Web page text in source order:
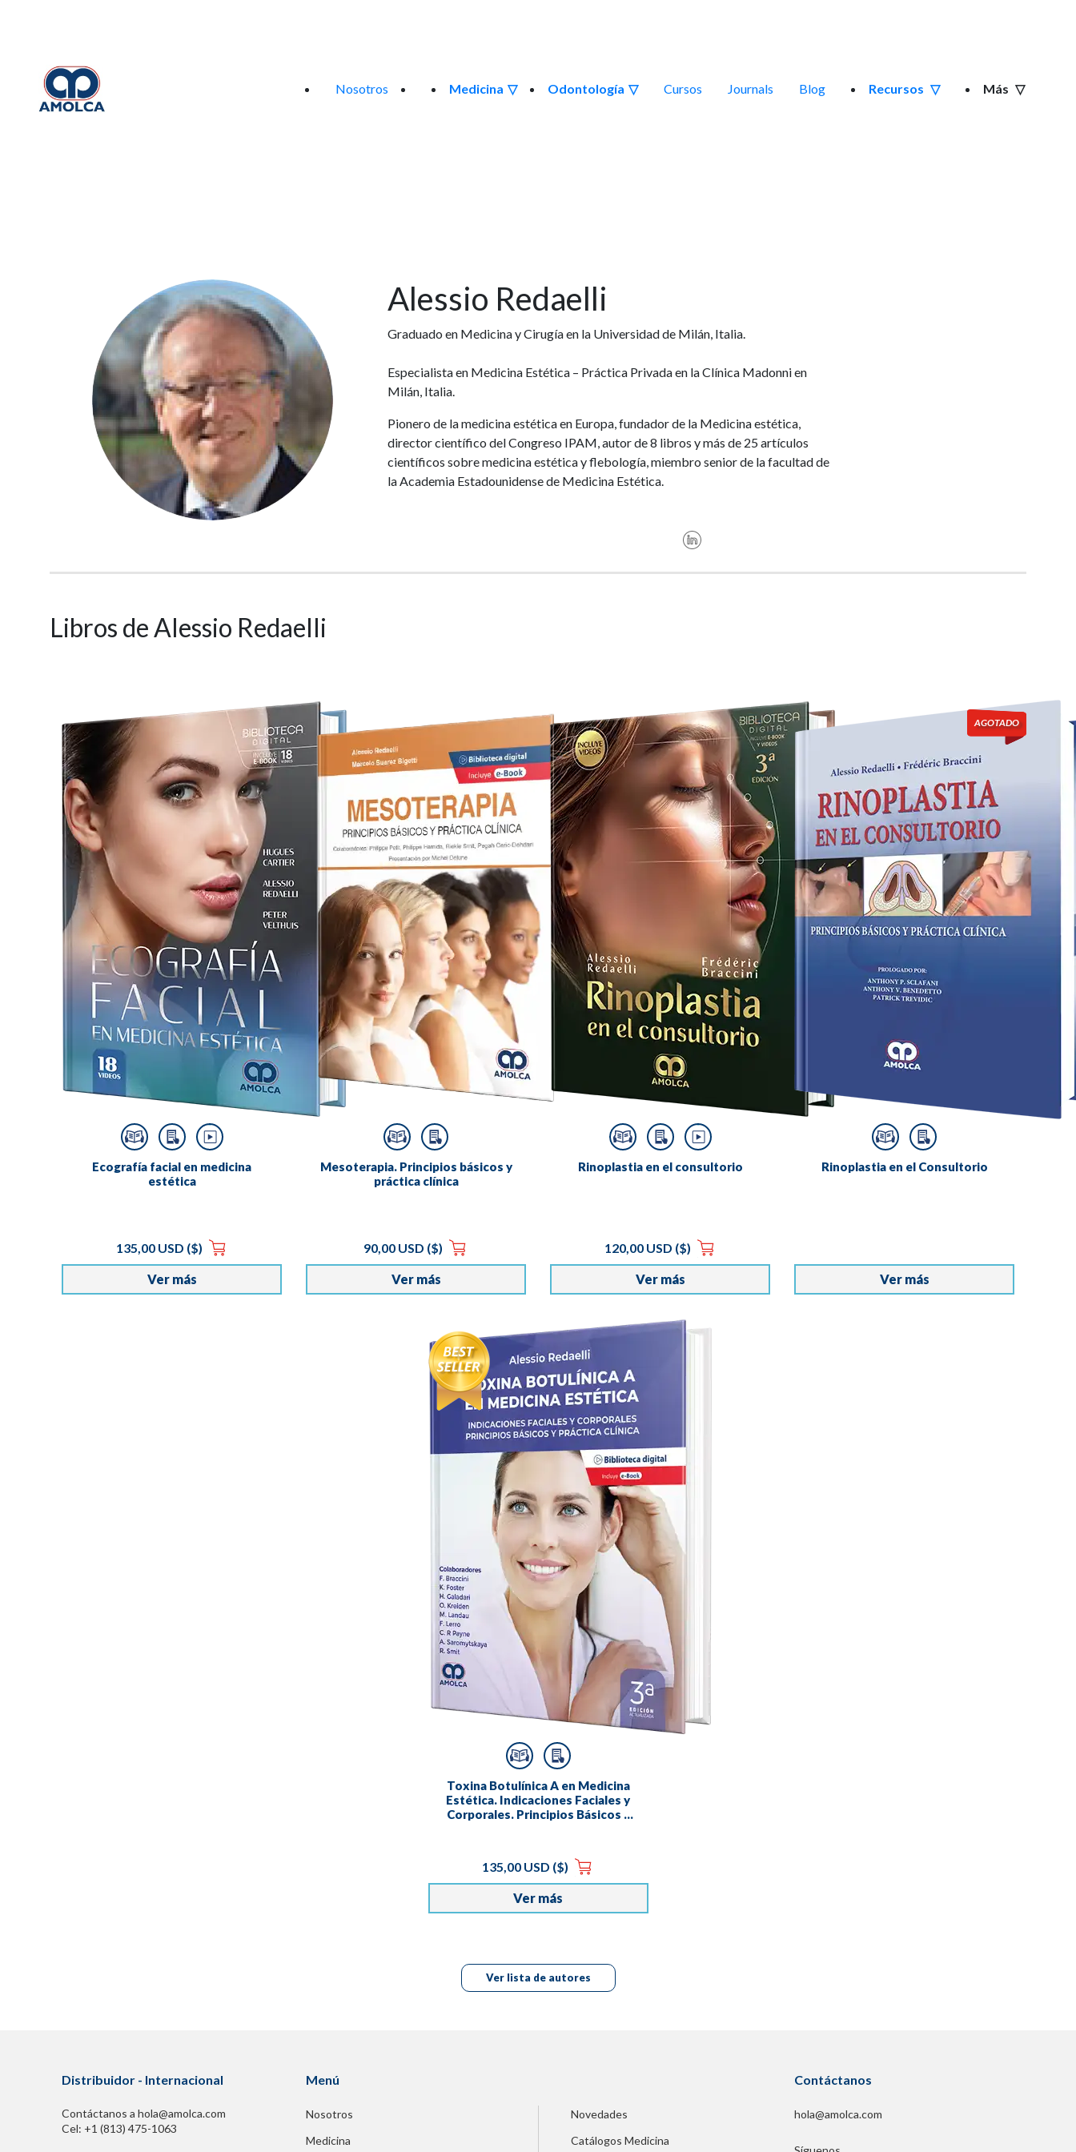
Nosotros Medicina Odontología Cursos Journals Blog Recursos Más
Alessio Redaelli
Graduado en Medicina y Cirugía en la Universidad de Milán, Italia.
Especialista en Medicina Estética – Práctica Privada en la Clínica Madonni en
Milán, Italia.
Pionero de la medicina estética en Europa, fundador de la Medicina estética,
director científico del Congreso IPAM, autor de 8 libros y más de 25 artículos
científicos sobre medicina estética y flebología, miembro senior de la facultad de
la Academia Estadounidense de Medicina Estética.
Libros de Alessio Redaelli
Ecografía facial en medicina
estética
135,00 USD ($)
Ver más
Mesoterapia. Principios básicos y
práctica clínica
90,00 USD ($)
Ver más
Rinoplastia en el consultorio
120,00 USD ($)
Ver más
Rinoplastia en el Consultorio
Ver más
Toxina Botulínica A en Medicina
Estética. Indicaciones Faciales y
Corporales. Principios Básicos y
135,00 USD ($)
Ver más
Ver lista de autores
Distribuidor - Internacional
Contáctanos a hola@amolca.com
Cel: +1 (813) 475-1063
Menú
Nosotros
Medicina
Novedades
Catálogos Medicina
Contáctanos
hola@amolca.com